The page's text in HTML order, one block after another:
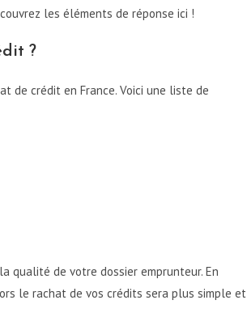
les éléments de réponse ici !
?
de crédit en France. Voici une liste de
qualité de votre dossier emprunteur. En
le rachat de vos crédits sera plus simple et